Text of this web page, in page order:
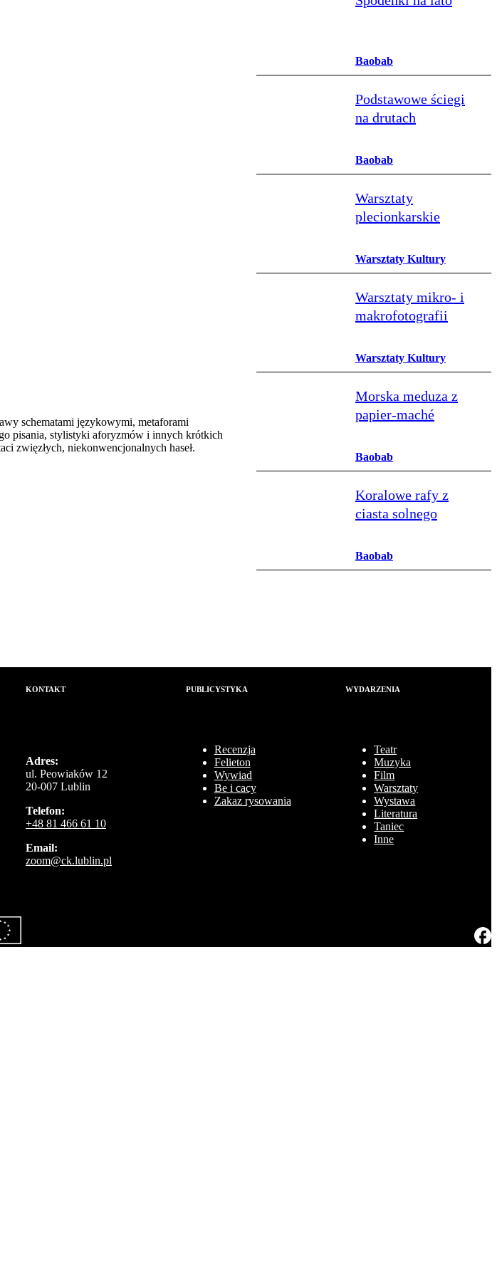
schematami językowymi, metaforami
pisania, stylistyki aforyzmów i innych krótkich
zwięzłych, niekonwencjonalnych haseł.
Baobab
Podstawowe ściegi
na drutach
Baobab
Warsztaty
plecionkarskie
Warsztaty Kultury
Warsztaty mikro- i
makrofotografii
Warsztaty Kultury
Morska meduza z
papier‑maché
Baobab
Koralowe rafy z
ciasta solnego
Baobab
KONTAKT
Adres:
ul. Peowiaków 12
20-007 Lublin
Telefon:
+48 81 466 61 10
Email:
zoom@ck.lublin.pl
PUBLICYSTYKA
Recenzja
Felieton
Wywiad
Be i cacy
Zakaz rysowania
WYDARZENIA
Teatr
Muzyka
Film
Warsztaty
Wystawa
Literatura
Taniec
Inne